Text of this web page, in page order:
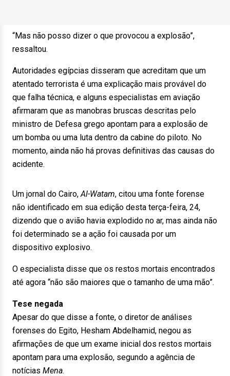
“Mas não posso dizer o que provocou a explosão”,
ressaltou.
Autoridades egípcias disseram que acreditam que um
atentado terrorista é uma explicação mais provável do
que falha técnica, e alguns especialistas em aviação
afirmaram que as manobras bruscas descritas pelo
ministro de Defesa grego apontam para a explosão de
um bomba ou uma luta dentro da cabine do piloto. No
momento, ainda não há provas definitivas das causas do
acidente.
Um jornal do Cairo, Al-Watam, citou uma fonte forense
não identificado em sua edição desta terça-feira, 24,
dizendo que o avião havia explodido no ar, mas ainda não
foi determinado se a ação foi causada por um
dispositivo explosivo.
O especialista disse que os restos mortais encontrados
até agora “não são maiores que o tamanho de uma mão”.
Tese negada
Apesar do que disse a fonte, o diretor de análises
forenses do Egito, Hesham Abdelhamid, negou as
afirmações de que um exame inicial dos restos mortais
apontam para uma explosão, segundo a agência de
notícias Mena.